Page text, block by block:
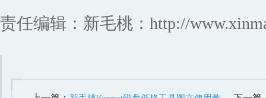
责任编辑：新毛桃：http://